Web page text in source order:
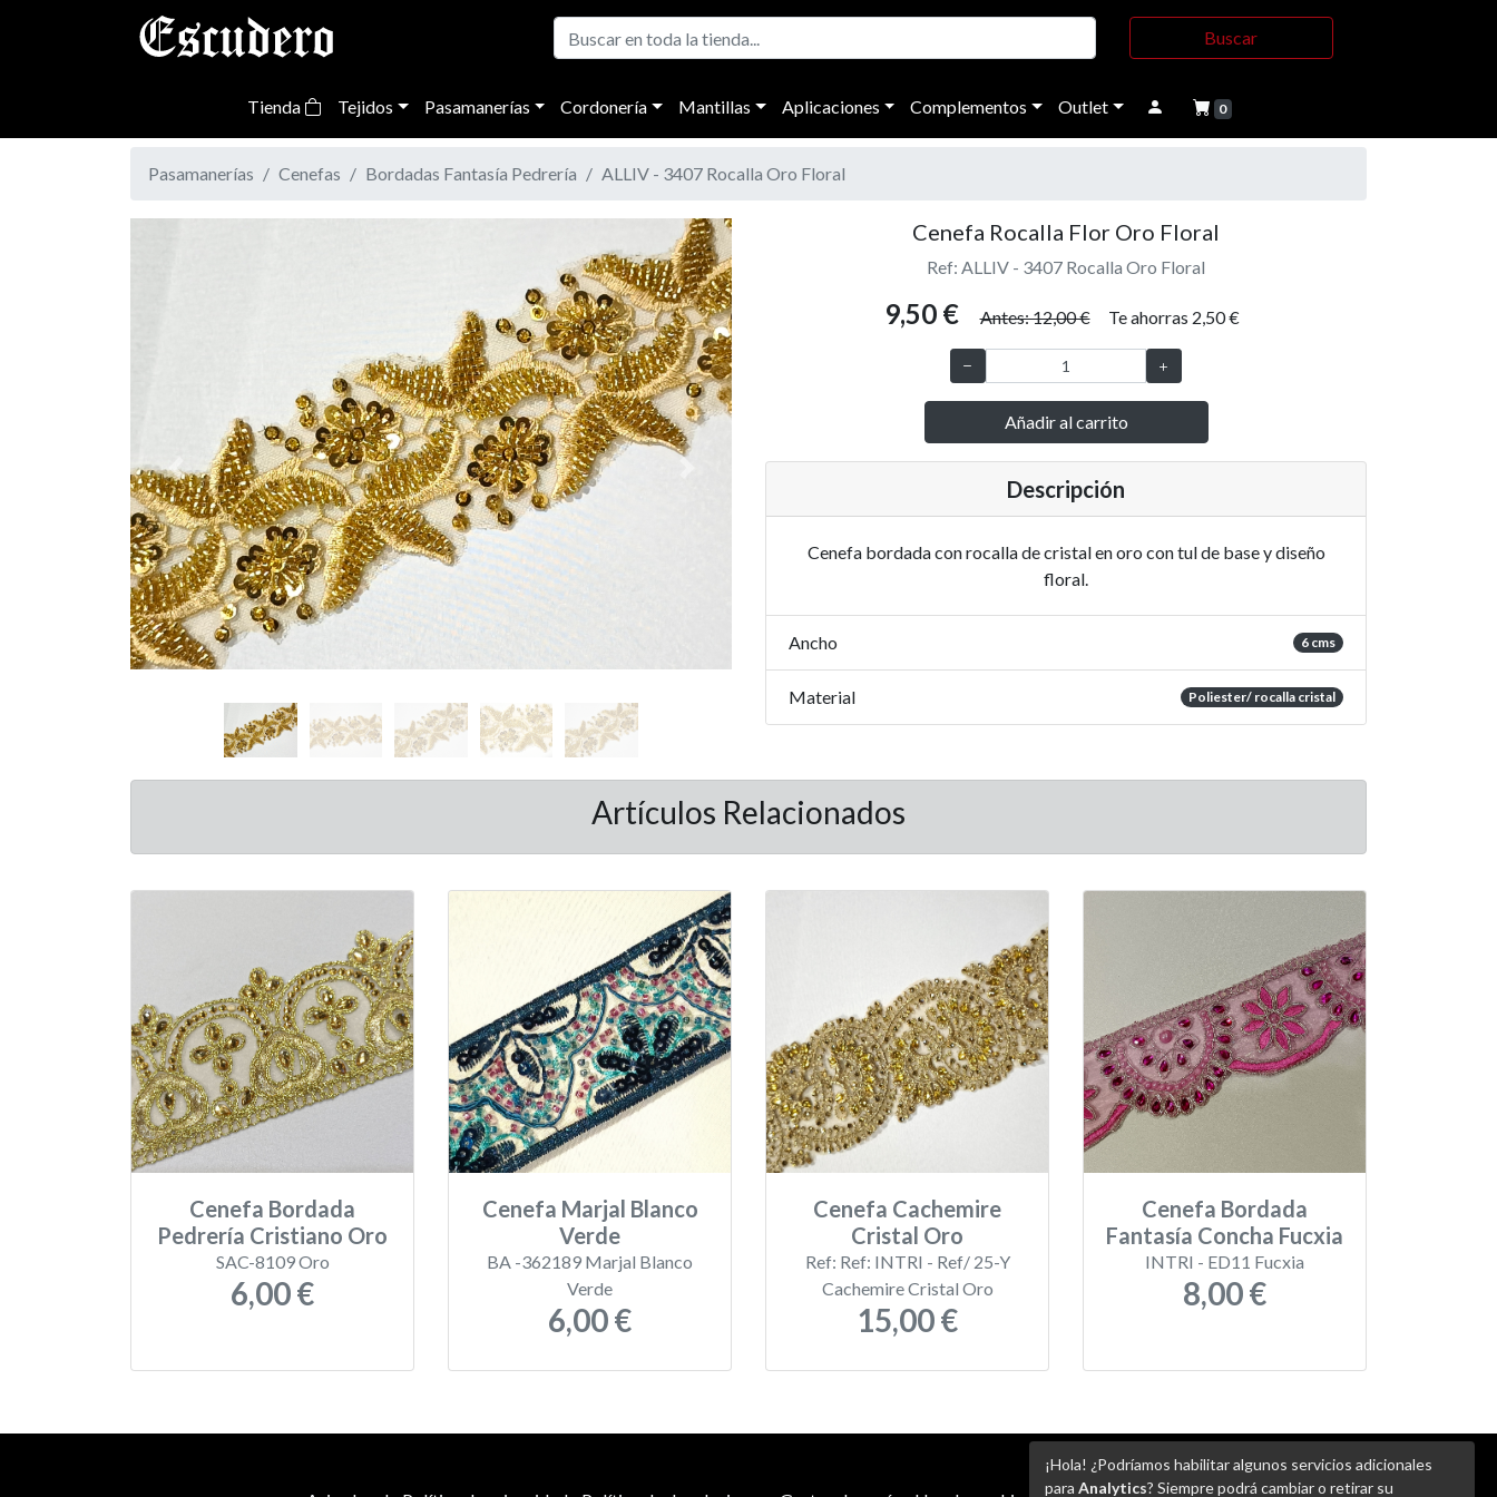
Buscar
Tienda Tejidos Pasamanerías Cordonería Mantillas Aplicaciones Complementos Outlet 0
Pasamanerías Cenefas Bordadas Fantasía Pedrería ALLIV - 3407 Rocalla Oro Floral
Previous
Cenefa Rocalla Flor Oro Floral
Ref: ALLIV - 3407 Rocalla Oro Floral
9,50 € Antes: 12,00 € Te ahorras 2,50 €
Añadir al carrito
Descripción
Cenefa bordada con rocalla de cristal en oro con tul de base y diseño
floral.
Ancho 6 cms
Material Poliester/ rocalla cristal
Artículos Relacionados
Cenefa Bordada
Pedrería Cristiano Oro
SAC-8109 Oro
6,00 €
Cenefa Marjal Blanco
Verde
BA -362189 Marjal Blanco
Verde
6,00 €
Cenefa Cachemire
Cristal Oro
Ref: Ref: INTRI - Ref/ 25-Y
Cachemire Cristal Oro
15,00 €
Cenefa Bordada
Fantasía Concha Fucxia
INTRI - ED11 Fucxia
8,00 €
¡Hola! ¿Podríamos habilitar algunos servicios adicionales
para Analytics? Siempre podrá cambiar o retirar su